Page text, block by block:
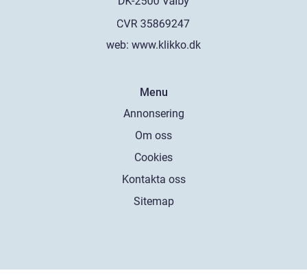
web: www.klikko.dk
Menu
Annonsering
Om oss
Cookies
Kontakta oss
Sitemap